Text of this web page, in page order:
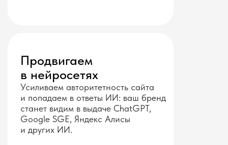
Продвигаем
в нейросетях
Усиливаем авторитетность сайта
и попадаем в ответы ИИ: ваш бренд
станет видим в выдаче ChatGPT,
Google SGE, Яндекс Алисы
и других ИИ.